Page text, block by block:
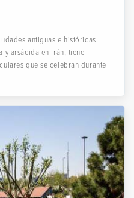
antiguas e históricas
y arsácida en Irán, tiene
que se celebran durante